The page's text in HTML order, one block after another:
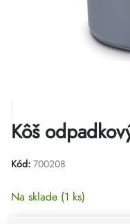
Kôš
Kód: 700208
Na sklade (1 ks)